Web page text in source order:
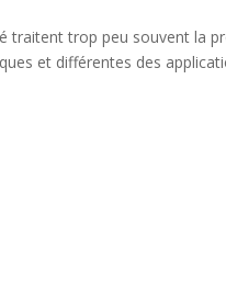
traitent trop peu souvent la
et différentes des